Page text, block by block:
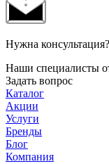
Нужна консультация?
Наши специалисты
Задать вопрос
Каталог
Акции
Услуги
Бренды
Блог
Компания